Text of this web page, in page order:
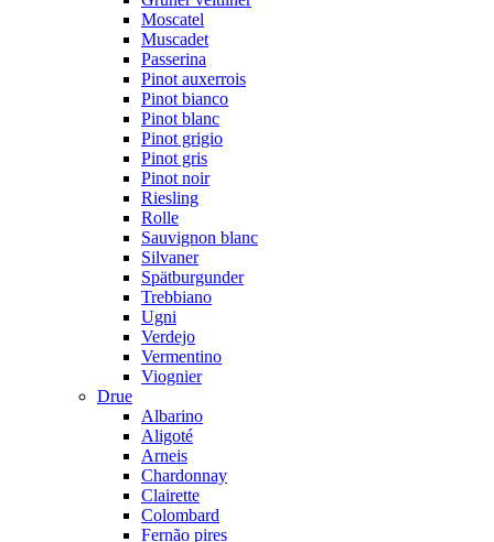
Moscatel
Muscadet
Passerina
Pinot auxerrois
Pinot bianco
Pinot blanc
Pinot grigio
Pinot gris
Pinot noir
Riesling
Rolle
Sauvignon blanc
Silvaner
Spätburgunder
Trebbiano
Ugni
Verdejo
Vermentino
Viognier
Drue
Albarino
Aligoté
Arneis
Chardonnay
Clairette
Colombard
Fernão pires